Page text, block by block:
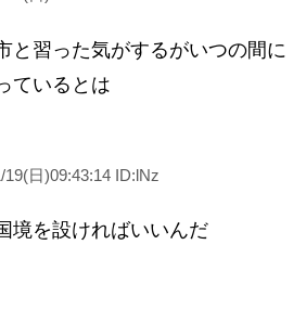
と習った気がするがいつの間に
ているとは
19(日)09:43:14 ID:lNz
境を設ければいいんだ